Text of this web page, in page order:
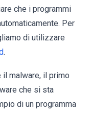
che i programmi
Per
di utilizzare
.
malware, il primo
che si sta
di un programma